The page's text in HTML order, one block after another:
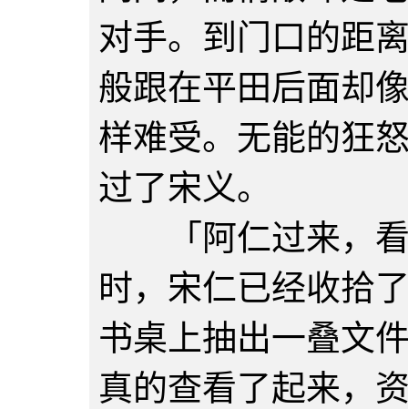
对手。到门口的距
般跟在平田后面却
样难受。无能的狂
过了宋义。
「阿仁过来，看
时，宋仁已经收拾
书桌上抽出一叠文
真的查看了起来，